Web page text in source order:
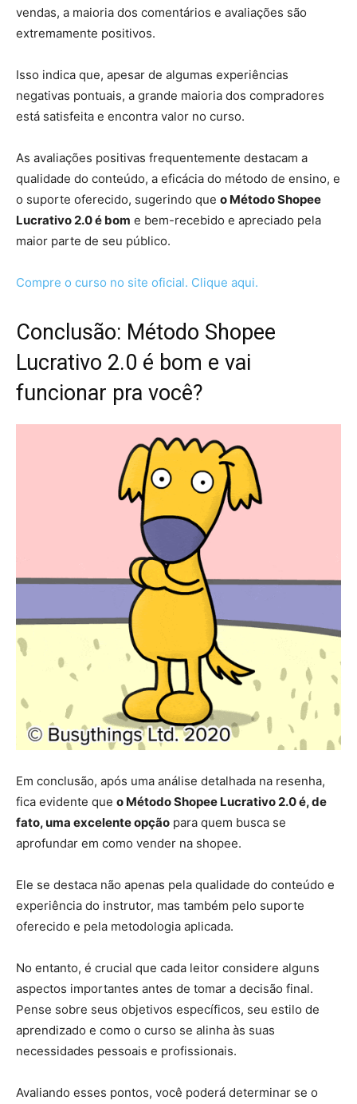
vendas, a maioria dos comentários e avaliações são
extremamente positivos.
Isso indica que, apesar de algumas experiências
negativas pontuais, a grande maioria dos compradores
está satisfeita e encontra valor no curso.
As avaliações positivas frequentemente destacam a
qualidade do conteúdo, a eficácia do método de ensino, e
o suporte oferecido, sugerindo que o Método Shopee
Lucrativo 2.0 é bom e bem-recebido e apreciado pela
maior parte de seu público.
Compre o curso no site oficial. Clique aqui.
Conclusão: Método Shopee
Lucrativo 2.0 é bom e vai
funcionar pra você?
Em conclusão, após uma análise detalhada na resenha,
fica evidente que o Método Shopee Lucrativo 2.0 é, de
fato, uma excelente opção para quem busca se
aprofundar em como vender na shopee.
Ele se destaca não apenas pela qualidade do conteúdo e
experiência do instrutor, mas também pelo suporte
oferecido e pela metodologia aplicada.
No entanto, é crucial que cada leitor considere alguns
aspectos importantes antes de tomar a decisão final.
Pense sobre seus objetivos específicos, seu estilo de
aprendizado e como o curso se alinha às suas
necessidades pessoais e profissionais.
Avaliando esses pontos, você poderá determinar se o